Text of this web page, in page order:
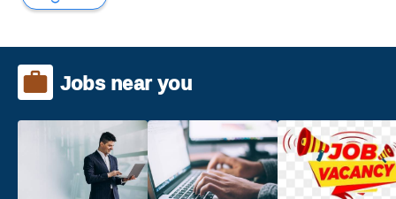
Jobs near you